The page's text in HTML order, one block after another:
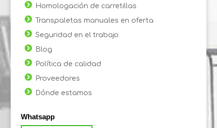
Homologación de carretillas
Transpaletas manuales en oferta
Seguridad en el trabajo
Blog
Política de calidad
Proveedores
Dónde estamos
Whatsapp